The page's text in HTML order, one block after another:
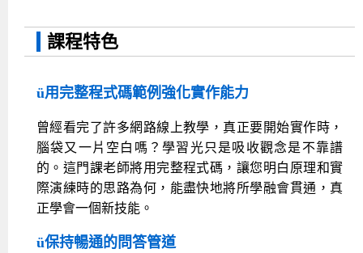
課程特色
ü用完整程式碼範例強化實作能力
曾經看完了許多網路線上教學，真正要開始實作時，
腦袋又一片空白嗎？學習光只是吸收觀念是不靠譜
的。這門課老師將用完整程式碼，讓您明白原理和實
際演練時的思路為何，能盡快地將所學融會貫通，真
正學會一個新技能。
ü保持暢通的問答管道